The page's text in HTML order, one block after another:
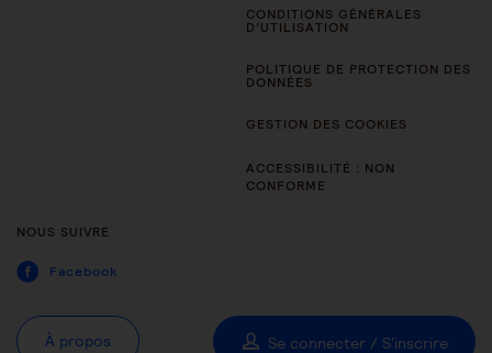
CONDITIONS GÉNÉRALES
D’UTILISATION
POLITIQUE DE PROTECTION DES
DONNÉES
GESTION DES COOKIES
ACCESSIBILITÉ : NON
CONFORME
NOUS SUIVRE
Facebook
À propos Se connecter / S'inscrire